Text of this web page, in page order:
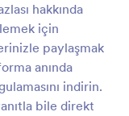
hakkında
için
paylaşmak
anında
indirin.
bile direkt